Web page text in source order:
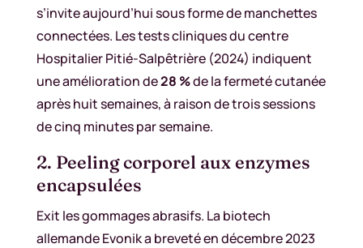
s’invite aujourd’hui sous forme de manchettes
connectées. Les tests cliniques du centre
Hospitalier Pitié-Salpêtrière (2024) indiquent
une amélioration de28 %de la fermeté cutanée
après huit semaines, à raison de trois sessions
de cinq minutes par semaine.
2. Peeling corporel aux enzymes
encapsulées
Exit les gommages abrasifs. La biotech
allemande Evonik a breveté en décembre 2023